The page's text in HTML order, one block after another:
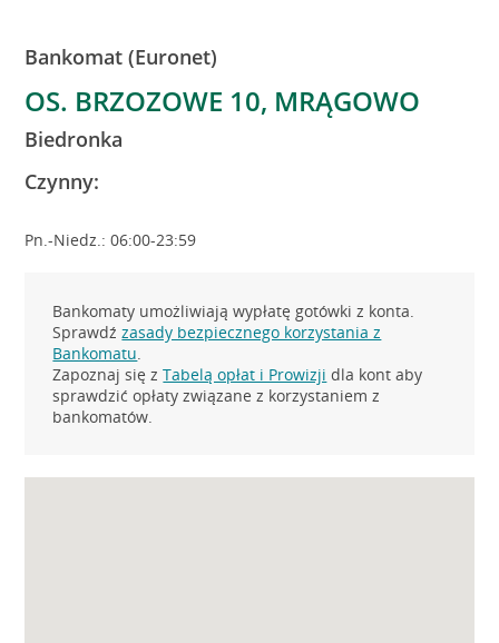
Bankomat (Euronet)
OS. BRZOZOWE 10, MRĄGOWO
Biedronka
Czynny:
Pn.-Niedz.: 06:00-23:59
Bankomaty umożliwiają wypłatę gotówki z konta.
Sprawdźzasady bezpiecznego korzystania z
Bankomatu.
Zapoznaj się zTabelą opłat i Prowizji dla kont aby
sprawdzić opłaty związane z korzystaniem z
bankomatów.